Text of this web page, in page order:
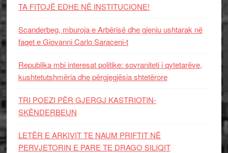
TA FITOJË EDHE NË INSTITUCIONE!
Scanderbeg, mburoja e Arbërisë dhe gjeniu ushtarak në
faqet e Giovanni Carlo Saraceni-t
Republika mbi interesat politike: sovraniteti i qytetarëve,
kushtetutshmëria dhe përgjegjësia shtetërore
TRI POEZI PËR GJERGJ KASTRIOTIN-
SKËNDERBEUN
LETËR E ARKIVIT TE NAUM PRIFTIT NË
PERVJETORIN E PARE TE DRAGO SILIQIT